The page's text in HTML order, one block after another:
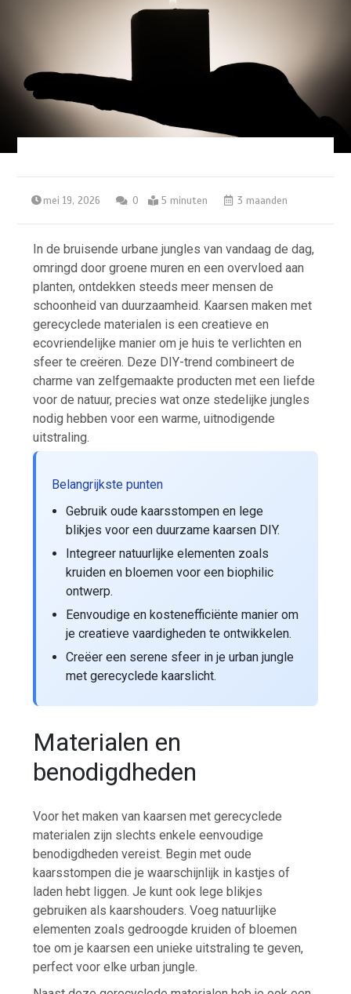
mei 19, 2026 0 5 minuten 3 maanden
In de bruisende urbane jungles van vandaag de dag,
omringd door groene muren en een overvloed aan
planten, ontdekken steeds meer mensen de
schoonheid van duurzaamheid. Kaarsen maken met
gerecyclede materialen is een creatieve en
ecovriendelijke manier om je huis te verlichten en
sfeer te creëren. Deze DIY-trend combineert de
charme van zelfgemaakte producten met een liefde
voor de natuur, precies wat onze stedelijke jungles
nodig hebben voor een warme, uitnodigende
uitstraling.
Belangrijkste punten
Gebruik oude kaarsstompen en lege
blikjes voor een duurzame kaarsen DIY.
Integreer natuurlijke elementen zoals
kruiden en bloemen voor een biophilic
ontwerp.
Eenvoudige en kostenefficiënte manier om
je creatieve vaardigheden te ontwikkelen.
Creëer een serene sfeer in je urban jungle
met gerecyclede kaarslicht.
Materialen en
benodigdheden
Voor het maken van kaarsen met gerecyclede
materialen zijn slechts enkele eenvoudige
benodigdheden vereist. Begin met oude
kaarsstompen die je waarschijnlijk in kastjes of
laden hebt liggen. Je kunt ook lege blikjes
gebruiken als kaarshouders. Voeg natuurlijke
elementen zoals gedroogde kruiden of bloemen
toe om je kaarsen een unieke uitstraling te geven,
perfect voor elke urban jungle.